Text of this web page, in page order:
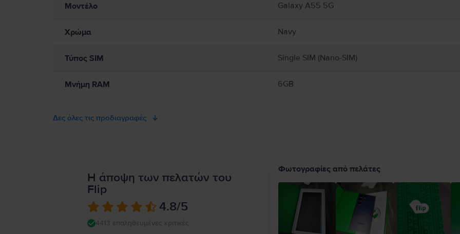
Μοντέλο Galaxy A55 5G
Χρώμα Navy
Τύπος SIM Single SIM (Nano-SIM)
Μνήμη RAM 6GB
Δες όλες τις προδιαγραφές
Η άποψη των πελατών του
Flip
4.8/5
4413 επαληθευμένες κριτικές
Φωτογραφίες από πελάτες